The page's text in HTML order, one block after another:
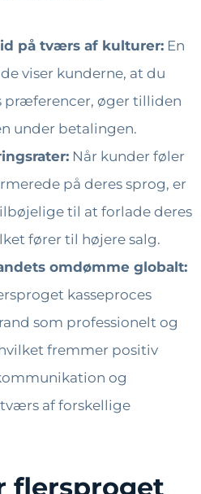
på tværs af kulturer: En
viser kunderne, at du
øger tilliden
under betalingen.
Når kunder føler
på deres sprog, er
til at forlade deres
fører til højere salg.
omdømme globalt:
kasseproces
som professionelt og
fremmer positiv
og
af forskellige
flersproget